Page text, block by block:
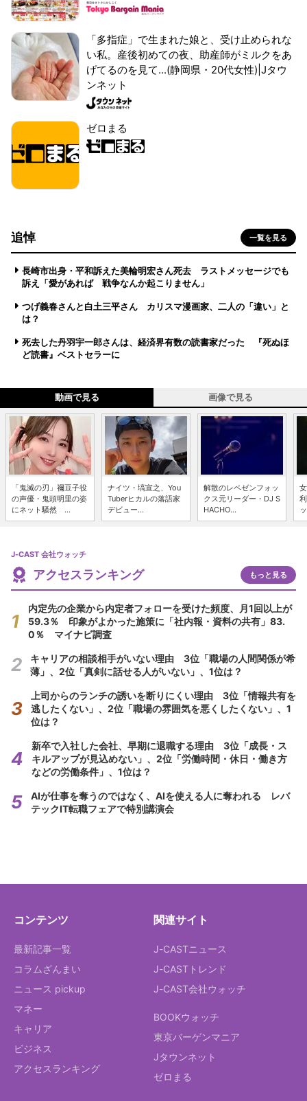
「多指症」で生まれた娘と、受け止められな
い私。産後初めての夜、助産師がミルクをあ
げてるのを見て...(静岡県・20代女性)|Jタウ
ンネット
ゼロまる
追悼 一覧を見る
長崎市出身・平和訴えた美輪明宏さん死去 ラストメッセージでも
訴え「愛があれば 戦争なんか起こりません」
つげ義春さんと白土三平さん カリスマ漫画家、二人の「違い」と
は？
死去した丹羽宇一郎さんは、経済界有数の読書家だった 『死ぬほ
ど読書』ベストセラーに
動画で見る 画像で見る
「鬼滅の刃」禰豆子役
の声優・鬼頭明里の姿
にネット騒然 ...
ナイツ・塙宣之、You
Tuberヒカルの落語家
デビュー...
解散のレペゼンフォッ
クス元リーダー・DJ S
HACHO...
J-CAST 会社ウォッチ
アクセスランキング もっと見る
内定先の企業から内定者フォローを受けた頻度、月1回以上が
59.3％ 印象がよかった施策に「社内報・資料の共有」83.
0％ マイナビ調査
キャリアの相談相手がいない理由 3位「職場の人間関係が希
薄」、2位「真剣に話せる人がいない」、1位は？
上司からのランチの誘いを断りにくい理由 3位「情報共有を
逃したくない」、2位「職場の雰囲気を悪くしたくない」、1
位は？
新卒で入社した会社、早期に退職する理由 3位「成長・ス
キルアップが見込めない」、2位「労働時間・休日・働き方
などの労働条件」、1位は？
AIが仕事を奪うのではなく、AIを使える人に奪われる レバ
テックIT転職フェアで特別講演会
コンテンツ
最新記事一覧
コラムざんまい
ニュース pickup
マネー
キャリア
ビジネス
アクセスランキング
関連サイト
J-CASTニュース
J-CASTトレンド
J-CAST会社ウォッチ
BOOKウォッチ
東京バーゲンマニア
Jタウンネット
ゼロまる